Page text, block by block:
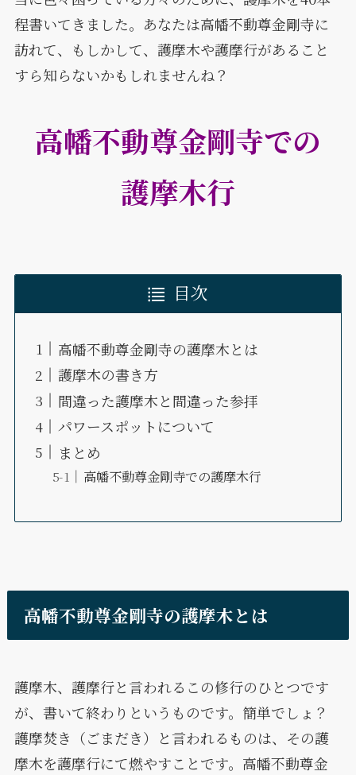
程書いてきました。あなたは高幡不動尊金剛寺に
訪れて、もしかして、護摩木や護摩行があること
すら知らないかもしれませんね？
高幡不動尊金剛寺での
護摩木行
目次
高幡不動尊金剛寺の護摩木とは
護摩木の書き方
間違った護摩木と間違った参拝
パワースポットについて
まとめ
高幡不動尊金剛寺での護摩木行
高幡不動尊金剛寺の護摩木とは
護摩木、護摩行と言われるこの修行のひとつです
が、書いて終わりというものです。簡単でしょ？
護摩焚き（ごまだき）と言われるものは、その護
摩木を護摩行にて燃やすことです。高幡不動尊金